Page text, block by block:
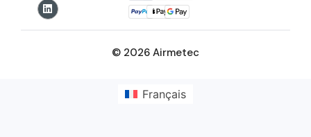
© 2026 Airmetec
Français